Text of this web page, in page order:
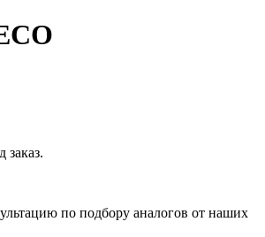
по подбору аналогов от наших